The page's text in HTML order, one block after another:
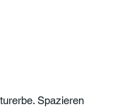
Spazieren